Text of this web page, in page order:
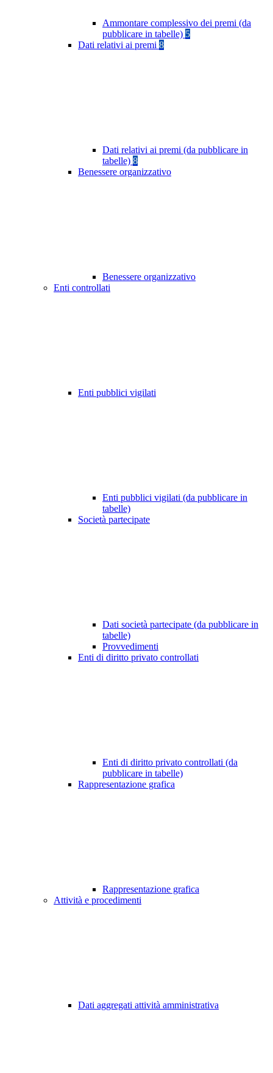
Ammontare complessivo dei premi (da
pubblicare in tabelle) 5
Dati relativi ai premi 8
Dati relativi ai premi (da pubblicare in
tabelle) 8
Benessere organizzativo
Benessere organizzativo
Enti controllati
Enti pubblici vigilati
Enti pubblici vigilati (da pubblicare in
tabelle)
Società partecipate
Dati società partecipate (da pubblicare in
tabelle)
Provvedimenti
Enti di diritto privato controllati
Enti di diritto privato controllati (da
pubblicare in tabelle)
Rappresentazione grafica
Rappresentazione grafica
Attività e procedimenti
Dati aggregati attività amministrativa